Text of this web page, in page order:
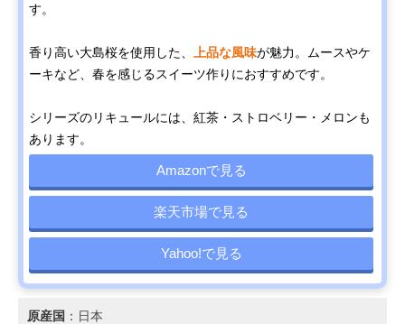
す。
香り高い大島桜を使用した、 上品な風味が魅力。ムースやケ
ーキなど、春を感じるスイーツ作りにおすすめです。
シリーズのリキュールには、紅茶・ストロベリー・メロンも
あります。
Amazonで見る
楽天市場で見る
Yahoo!で見る
原産国 ：日本